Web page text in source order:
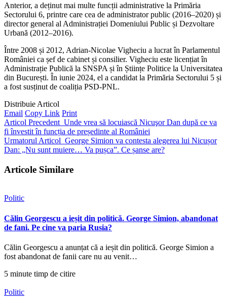
Anterior, a deținut mai multe funcții administrative la Primăria
Sectorului 6, printre care cea de administrator public (2016–2020) și
director general al Administrației Domeniului Public și Dezvoltare
Urbană (2012–2016).
Între 2008 și 2012, Adrian-Nicolae Vigheciu a lucrat în Parlamentul
României ca șef de cabinet și consilier. Vigheciu este licențiat în
Administrație Publică la SNSPA și în Științe Politice la Universitatea
din București. În iunie 2024, el a candidat la Primăria Sectorului 5 și
a fost susținut de coaliția PSD-PNL.
Distribuie Articol
Email Copy Link Print
Articol Precedent Unde vrea să locuiască Nicuşor Dan după ce va
fi învestit în funcția de președinte al României
Urmatorul Articol George Simion va contesta alegerea lui Nicușor
Dan: „Nu sunt muiere… Va pușca”. Ce șanse are?
Articole Similare
Politic
Călin Georgescu a ieșit din politică. George Simion, abandonat
de fani. Pe cine va paria Rusia?
Călin Georgescu a anunțat că a ieșit din politică. George Simion a
fost abandonat de fanii care nu au venit…
5 minute timp de citire
Politic